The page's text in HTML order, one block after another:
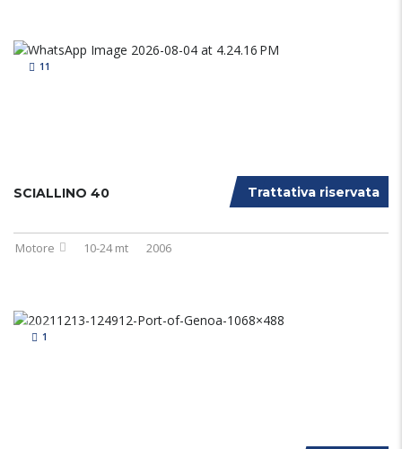
11
Trattativa riservata
SCIALLINO 40
Motore 10-24 mt 2006
1